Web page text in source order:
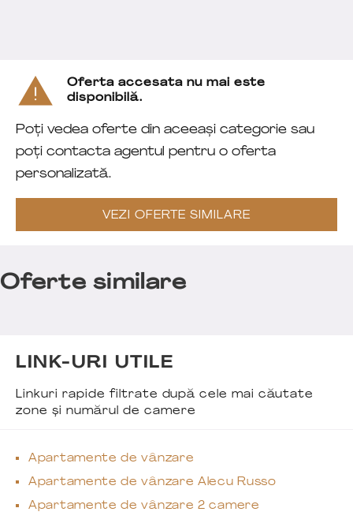
Oferta accesata nu mai este
disponibilă.
Poți vedea oferte din aceeași categorie sau
poți contacta agentul pentru o oferta
personalizată.
VEZI OFERTE SIMILARE
Oferte similare
LINK-URI UTILE
Linkuri rapide filtrate după cele mai căutate
zone și numărul de camere
Apartamente de vânzare
Apartamente de vânzare Alecu Russo
Apartamente de vânzare 2 camere